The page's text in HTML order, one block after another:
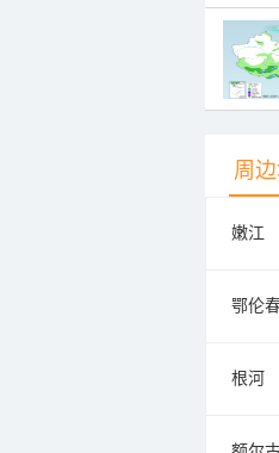
周
嫩江
鄂伦
根河